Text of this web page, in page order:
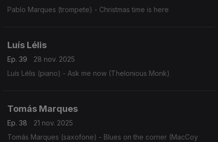
Pablo Marques (trompete) - Christmas time is here
Luís Lélis
Ep. 39
28 nov. 2025
Luís Lélis (piano) - Ask me now (Thelonious Monk)
Tomás Marques
Ep. 38
21 nov. 2025
Tomás Marques (saxofone) - Blues on the corner (MacCoy